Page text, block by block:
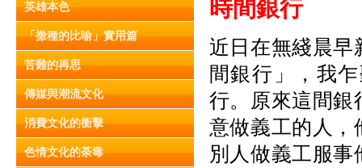
英雄本色
「撒種的比喻」實用篇
苦難的再思
傳媒與潮流文化
消費文化的衝擊
色情文化的荼毒
時間銀行
近日在無綫晨早
間銀行」，我
行。原來這間銀
意做義工的人，
別人做義工服